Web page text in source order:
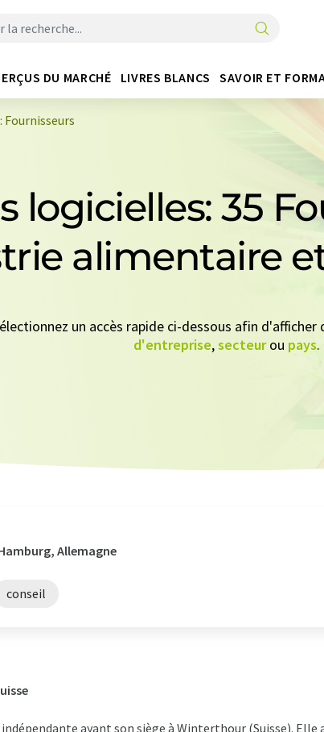
DU MARCHÉ LIVRES BLANCS SAVOIR ET
logicielles: 35
alimentaire
un accès rapide ci-dessous afin
d'entreprise,secteurou pays.
Allemagne
conseil
indépendante ayant son siège à Winterthour (Suisse).